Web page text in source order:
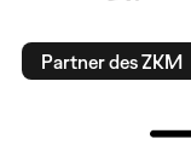
Partner des ZKM